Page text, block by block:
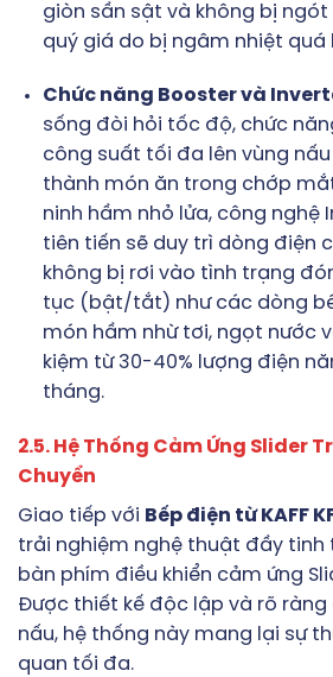
giòn sần sật và không bị
quý giá do bị ngâm nhiệt quá
Chức năng Booster và
sống đòi hỏi tốc độ, chức
công suất tối đa lên vùng
thành món ăn trong chớp
ninh hầm nhỏ lửa, công nghệ
tiên tiến sẽ duy trì dòng điện
không bị rơi vào tình trạng
tục (bật/tắt) như các dòng
món hầm nhừ tơi, ngọt nước
kiệm từ 30-40% lượng điện
tháng.
2.5. Hệ Thống Cảm Ứng Slider
Chuyển
Giao tiếp với Bếp điện từ KAFF
trải nghiệm nghệ thuật đầy tinh
bàn phím điều khiển cảm ứng
Được thiết kế độc lập và rõ ràng
nấu, hệ thống này mang lại sự
quan tối đa.